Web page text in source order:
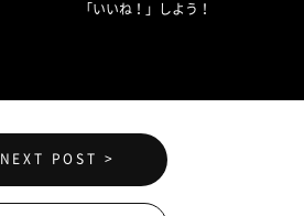
「いいね！」しよう！
NEXT POST >